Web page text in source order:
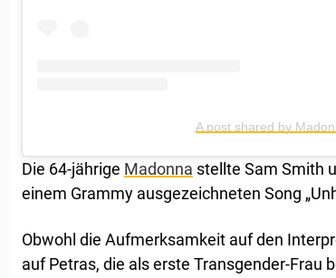
A post shared by
Die 64-jährige Madonna stellte Sam Smith
einem Grammy ausgezeichneten Song
Obwohl die Aufmerksamkeit auf den
auf Petras, die als erste Transgender-Frau